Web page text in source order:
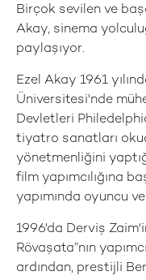
Birçok sevilen ve
Akay, sinema
paylaşıyor.
Ezel Akay 1961
Üniversitesi'nde
Devletleri
tiyatro sanatları
yönetmenliğini
film yapımcılığına
yapımında oyuncu
1996'da Derviş
Rövaşata”nın
ardından, prestijli